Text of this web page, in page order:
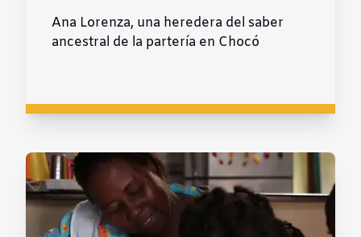
Ana Lorenza, una heredera del saber
ancestral de la partería en Chocó